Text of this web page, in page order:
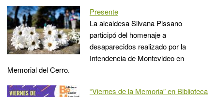
Presente
La alcaldesa Silvana Pissano
participó del homenaje a
desaparecidos realizado por la
Intendencia de Montevideo en
Memorial del Cerro.
“Viernes de la Memoria” en Biblioteca